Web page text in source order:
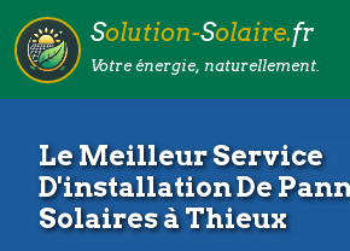
Solution-Solaire.fr
Votre énergie, naturellement.
Le Meilleur Service
D'installation De
Solaires à Thieux